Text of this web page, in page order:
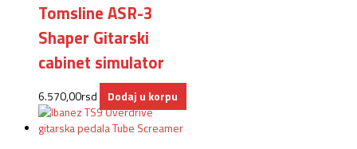
Tomsline ASR-3
Shaper Gitarski
cabinet simulator
6.570,00rsd Dodaj u korpu